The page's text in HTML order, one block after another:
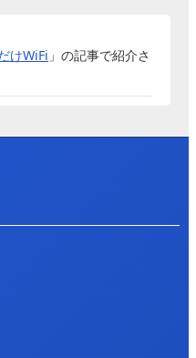
けWiFi 」の記事で紹介さ
の「ソフトバンクエア
エアー キャッシュバッ